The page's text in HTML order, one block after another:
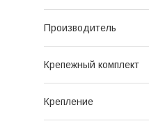
Производитель
Крепежный комплект
Крепление